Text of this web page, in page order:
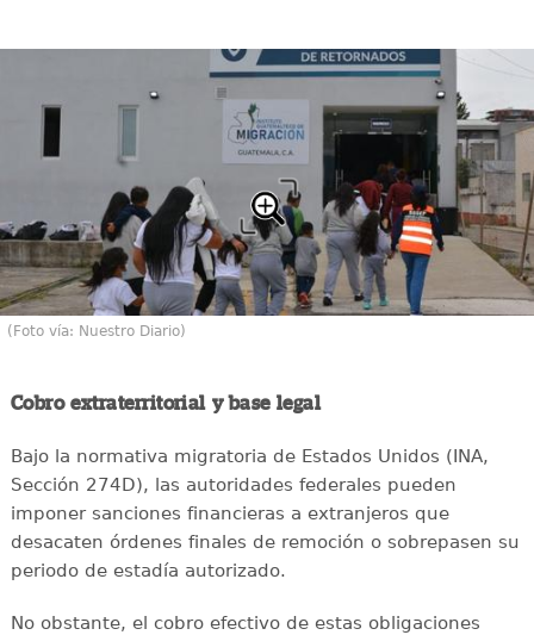
(Foto vía: Nuestro Diario)
Cobro extraterritorial y base legal
Bajo la normativa migratoria de Estados Unidos (INA,
Sección 274D), las autoridades federales pueden
imponer sanciones financieras a extranjeros que
desacaten órdenes finales de remoción o sobrepasen su
periodo de estadía autorizado.
No obstante, el cobro efectivo de estas obligaciones